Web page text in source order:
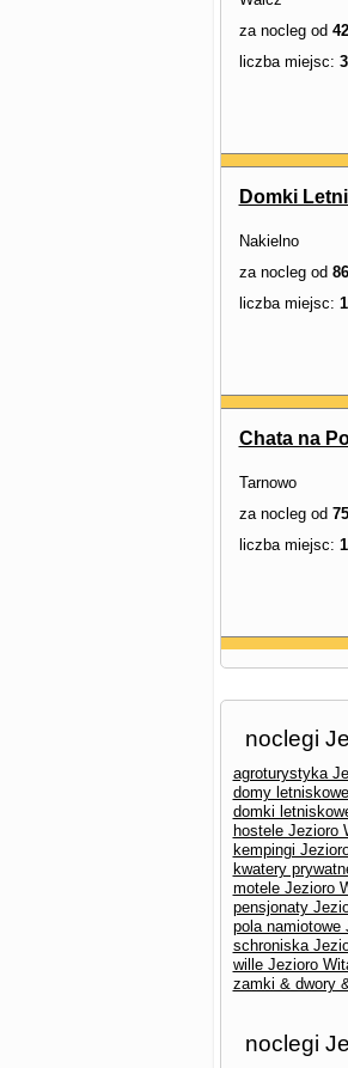
za nocleg od 42
liczba miejsc:
Domki
Nakielno
za nocleg od 86
liczba miejsc:
Chata na
Tarnowo
za nocleg od 75
liczba miejsc:
noclegi
agroturystyka
domy
domki
hostele Jezioro
kempingi
kwatery
motele Jezioro
pensjonaty
pola namiotowe
schroniska
wille Jezioro
zamki & dwory
noclegi